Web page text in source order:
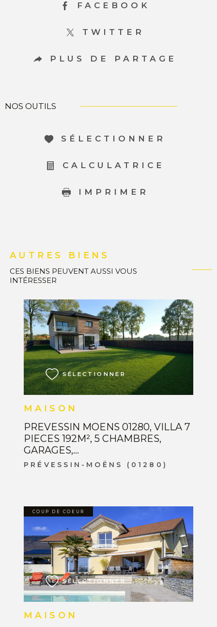
FACEBOOK
TWITTER
PLUS DE PARTAGE
NOS OUTILS
SÉLECTIONNER
CALCULATRICE
IMPRIMER
AUTRES BIENS
CES BIENS PEUVENT AUSSI VOUS
INTÉRESSER
MAISON
PREVESSIN MOENS 01280, VILLA 7
PIECES 192M², 5 CHAMBRES,
GARAGES,...
PRÉVESSIN-MOËNS (01280)
SÉLECTIONNER
VOIR LE BIEN
MAISON
COUP DE COEUR
SÉLECTIONNER
VOIR LE BIEN